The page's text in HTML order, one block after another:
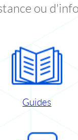
ou
Guides